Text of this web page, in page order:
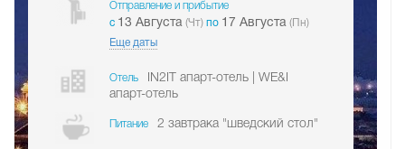
Отправление и прибытие
c 13 Августа (Чт) по 17 Августа (Пн)
Еще даты
Отель
IN2IT апарт-отель | WE&I
апарт-отель
Питание 2 завтрака "шведский стол"